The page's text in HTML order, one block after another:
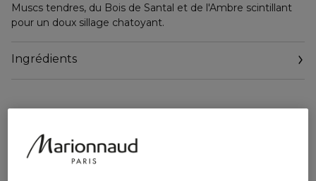
Muscs tendres, du Bois de Santal et de l'Ambre scintillant
pour un doux sillage chatoyant.
Ingrédients